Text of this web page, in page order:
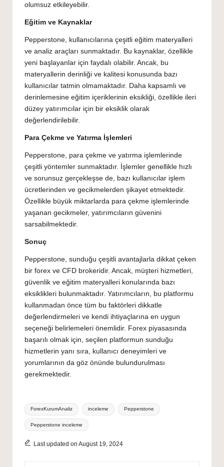
olumsuz etkileyebilir.
Eğitim ve Kaynaklar
Pepperstone, kullanıcılarına çeşitli eğitim materyalleri
ve analiz araçları sunmaktadır. Bu kaynaklar, özellikle
yeni başlayanlar için faydalı olabilir. Ancak, bu
materyallerin derinliği ve kalitesi konusunda bazı
kullanıcılar tatmin olmamaktadır. Daha kapsamlı ve
derinlemesine eğitim içeriklerinin eksikliği, özellikle ileri
düzey yatırımcılar için bir eksiklik olarak
değerlendirilebilir.
Para Çekme ve Yatırma İşlemleri
Pepperstone, para çekme ve yatırma işlemlerinde
çeşitli yöntemler sunmaktadır. İşlemler genellikle hızlı
ve sorunsuz gerçekleşse de, bazı kullanıcılar işlem
ücretlerinden ve gecikmelerden şikayet etmektedir.
Özellikle büyük miktarlarda para çekme işlemlerinde
yaşanan gecikmeler, yatırımcıların güvenini
sarsabilmektedir.
Sonuç
Pepperstone, sunduğu çeşitli avantajlarla dikkat çeken
bir forex ve CFD brokeridir. Ancak, müşteri hizmetleri,
güvenlik ve eğitim materyalleri konularında bazı
eksiklikleri bulunmaktadır. Yatırımcıların, bu platformu
kullanmadan önce tüm bu faktörleri dikkatle
değerlendirmeleri ve kendi ihtiyaçlarına en uygun
seçeneği belirlemeleri önemlidir. Forex piyasasında
başarılı olmak için, seçilen platformun sunduğu
hizmetlerin yanı sıra, kullanıcı deneyimleri ve
yorumlarının da göz önünde bulundurulması
gerekmektedir.
Tags:
ForexKurumAnaliz inceleme Pepperstone
Pepperstone inceleme
Last updated on August 19, 2024